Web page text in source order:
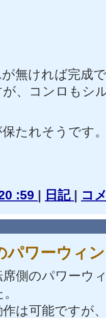
無ければ完成
、コンロもシ
たれそうです
:59 | 日記 | コ
パワーウィ
側のパワーウ
は可能ですが